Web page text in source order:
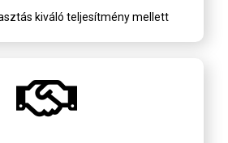
kiváló teljesítmény mellett